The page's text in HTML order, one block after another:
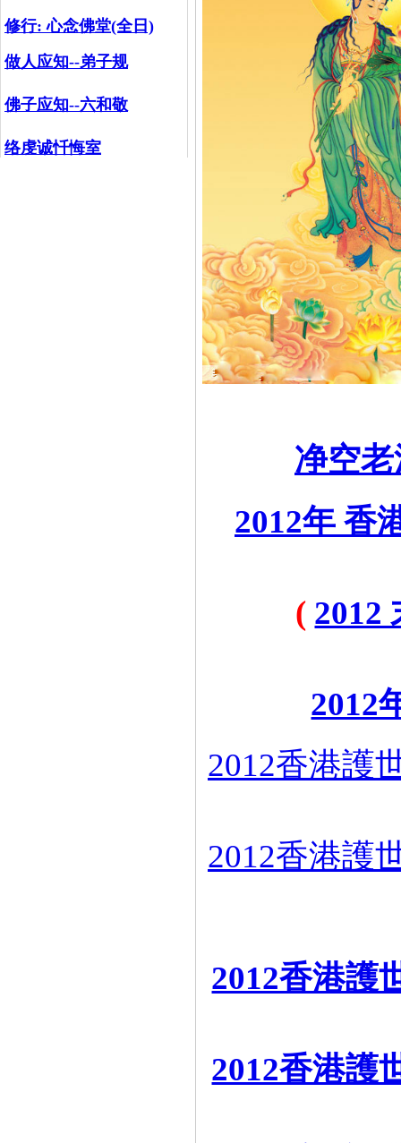
净空
2012年 香
( 2012
2012
2012香港護
2012香港護
2012香港護
2012香港護
修行:心念佛堂(全日)
做人应知--弟子规
佛子应知--六和敬
络虔诚忏悔室